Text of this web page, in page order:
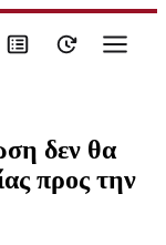
δεν θα
προς την